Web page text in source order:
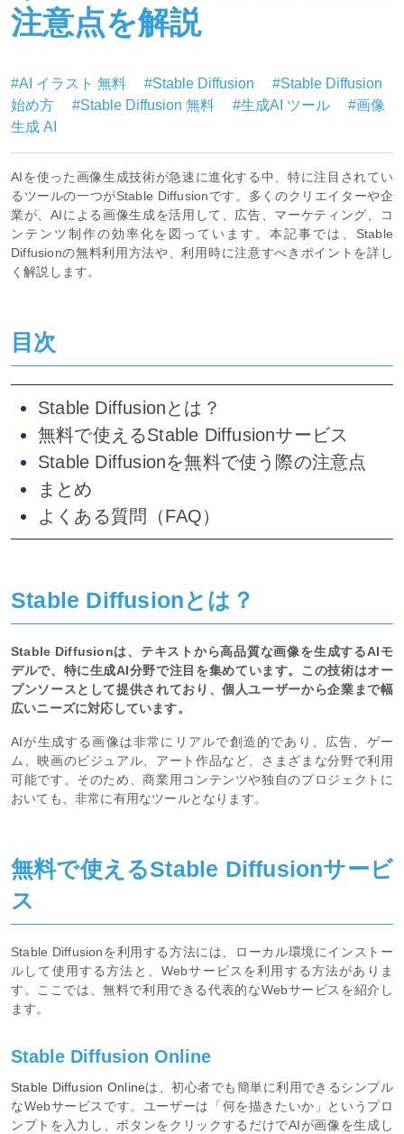
注意点を解説
#AI イラスト 無料 #Stable Diffusion
#Stable Diffusion
始め方
#Stable Diffusion 無料 #生成AI ツール
#画像
生成 AI
AIを使った画像生成技術が急速に進化する中、特に注目されてい
るツールの一つがStable Diffusionです。多くのクリエイターや企
業が、AIによる画像生成を活用して、広告、マーケティング、コ
ンテンツ制作の効率化を図っています。本記事では、Stable
Diffusionの無料利用方法や、利用時に注意すべきポイントを詳し
く解説します。
目次
Stable Diffusionとは？
無料で使えるStable Diffusionサービス
Stable Diffusionを無料で使う際の注意点
まとめ
よくある質問（FAQ）
Stable Diffusionとは？
Stable Diffusionは、テキストから高品質な画像を生成するAIモ
デルで、特に生成AI分野で注目を集めています。この技術はオー
プンソースとして提供されており、個人ユーザーから企業まで幅
広いニーズに対応しています。
AIが生成する画像は非常にリアルで創造的であり、広告、ゲー
ム、映画のビジュアル、アート作品など、さまざまな分野で利用
可能です。そのため、商業用コンテンツや独自のプロジェクトに
おいても、非常に有用なツールとなります。
無料で使えるStable Diffusionサービ
ス
Stable Diffusionを利用する方法には、ローカル環境にインストー
ルして使用する方法と、Webサービスを利用する方法がありま
す。ここでは、無料で利用できる代表的なWebサービスを紹介し
ます。
Stable Diffusion Online
Stable Diffusion Onlineは、初心者でも簡単に利用できるシンプル
なWebサービスです。ユーザーは「何を描きたいか」というプロ
ンプトを入力し、ボタンをクリックするだけでAIが画像を生成し